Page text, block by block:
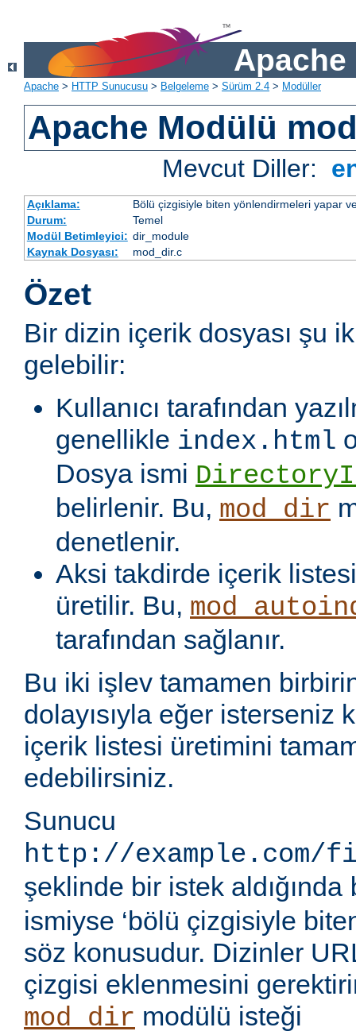
Apache
Apache > HTTP Sunucusu > Belgeleme > Sürüm 2.4 > Modüller
Apache Modülü
Mevcut Diller:
Açıklama:
Bölü çizgisiyle biten yönlendirmeleri yapar
Durum:
Temel
Modül Betimleyici: dir_module
Kaynak Dosyası:
mod_dir.c
Özet
Bir dizin içerik dosyası şu
gelebilir:
Kullanıcı tarafından
genellikle index.html
Dosya ismi
belirlenir. Bu, mod_dir
denetlenir.
Aksi takdirde içerik
üretilir. Bu,
tarafından sağlanır.
Bu iki işlev tamamen
dolayısıyla eğer isterseniz
içerik listesi üretimini
edebilirsiniz.
Sunucu
http://
şeklinde bir istek aldığında
ismiyse ‘bölü çizgisiyle
söz konusudur. Dizinler
çizgisi eklenmesini
mod_dir modülü isteği